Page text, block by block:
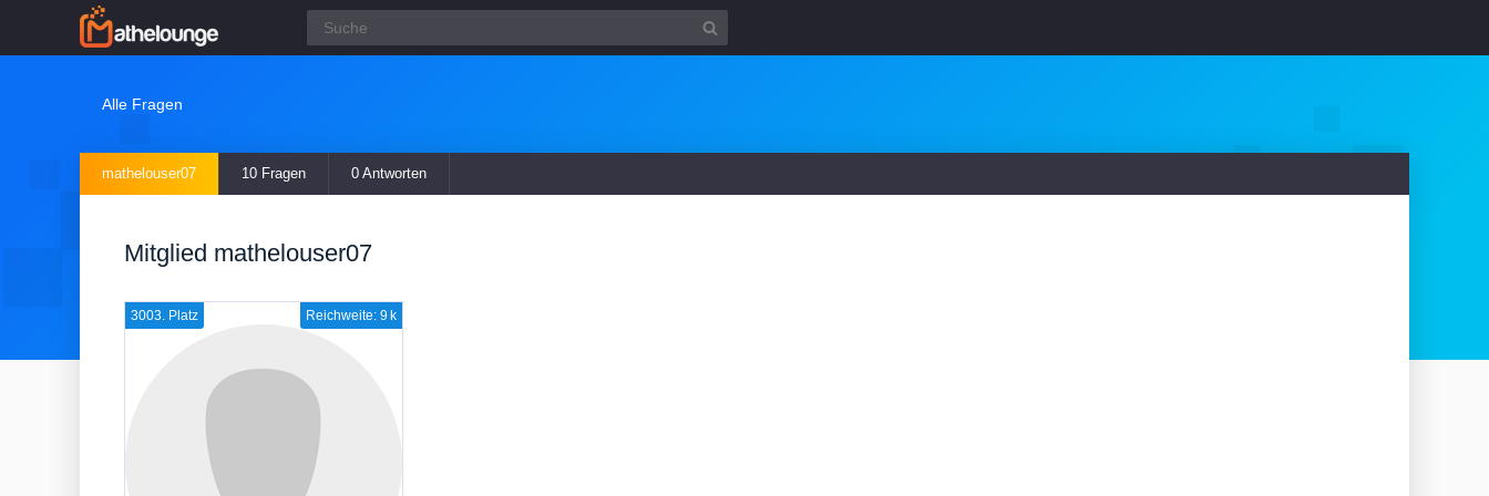
Alle Fragen
mathelouser07 10 Fragen 0 Antworten
Mitglied mathelouser07
Reichweite: 9 k
3003. Platz